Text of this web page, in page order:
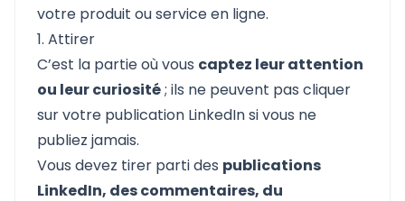
votre produit ou service en ligne.
1. Attirer
C’est la partie où vous captez leur attention
ou leur curiosité; ils ne peuvent pas cliquer
sur votre publication LinkedIn si vous ne
publiez jamais.
Vous devez tirer parti des publications
LinkedIn, des commentaires, du